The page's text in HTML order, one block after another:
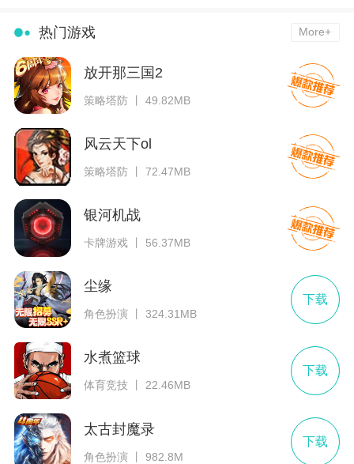
热门游戏 More+
放开那三国2
策略塔防 丨 49.82MB
风云天下ol
策略塔防 丨 72.47MB
银河机战
卡牌游戏 丨 56.37MB
尘缘
角色扮演 丨 324.31MB
下载
水煮篮球
体育竞技 丨 22.46MB
下载
太古封魔录
角色扮演 丨 982.8M
下载